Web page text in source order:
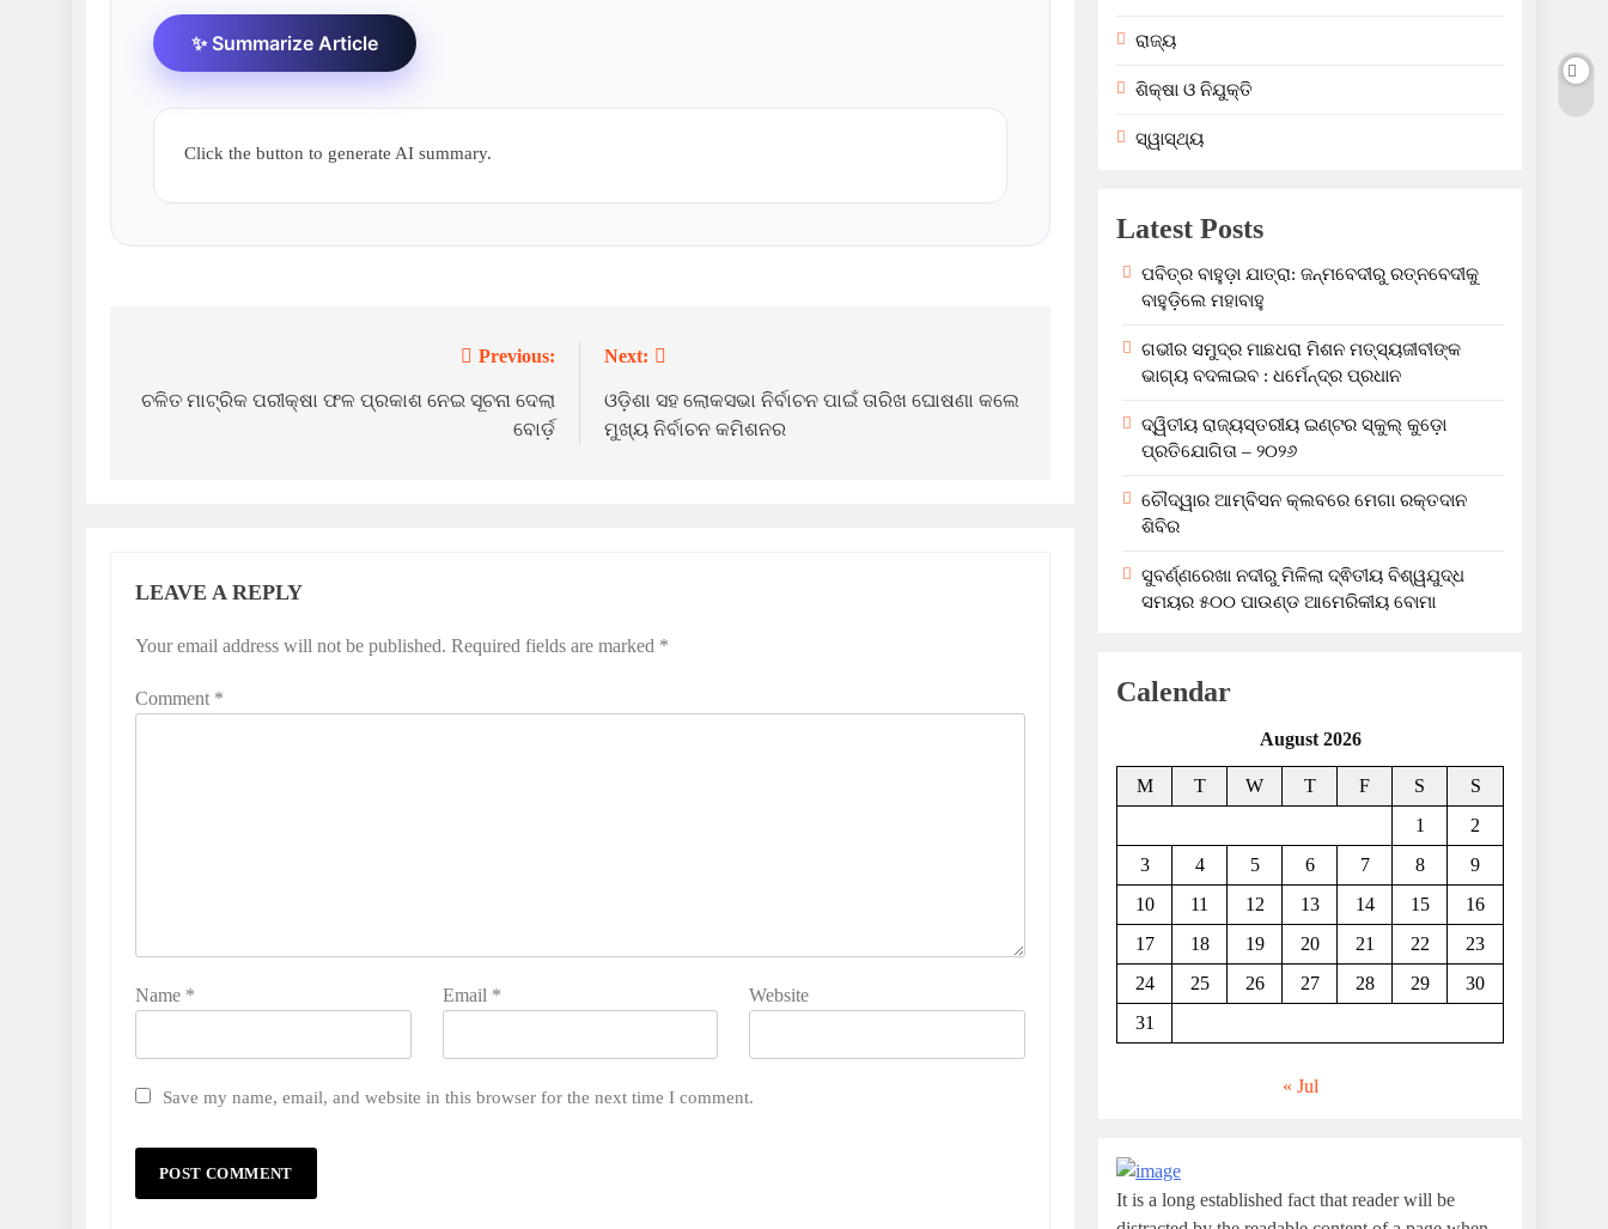
✨ Summarize Article
Click the button to generate AI summary.
navigation
Previous:
ଚଳିତ ମାଟ୍ରିକ ପରୀକ୍ଷା ଫଳ ପ୍ରକାଶ ନେଇ ସୂଚନା ଦେଲା
ବୋର୍ଡ଼
Next:
ଓଡ଼ିଶା ସହ ଲୋକସଭା ନିର୍ବାଚନ ପାଇଁ ତାରିଖ ଘୋଷଣା କଲେ
ମୁଖ୍ୟ ନିର୍ବାଚନ କମିଶନର
LEAVE A REPLY
Your email address will not be published. Required fields are marked *
Comment *
Name * Email * Website
Save my name, email, and website in this browser for the next time I comment.
ରାଜ୍ୟ
ଶିକ୍ଷା ଓ ନିଯୁକ୍ତି
ସ୍ୱାସ୍ଥ୍ୟ
Latest Posts
ପବିତ୍ର ବାହୁଡ଼ା ଯାତ୍ରା: ଜନ୍ମବେଦୀରୁ ରତ୍ନବେଦୀକୁ
ବାହୁଡ଼ିଲେ ମହାବାହୁ
ଗଭୀର ସମୁଦ୍ର ମାଛଧରା ମିଶନ ମତ୍ସ୍ୟଜୀବୀଙ୍କ
ଭାଗ୍ୟ ବଦଳାଇବ : ଧର୍ମେନ୍ଦ୍ର ପ୍ରଧାନ
ଦ୍ୱିତୀୟ ରାଜ୍ୟସ୍ତରୀୟ ଇଣ୍ଟର ସ୍କୁଲ୍ କୁଡ଼ୋ
ପ୍ରତିଯୋଗିତା – ୨୦୨୬
ଚୌଦ୍ୱାର ଆମ୍ବିସନ କ୍ଲବରେ ମେଗା ରକ୍ତଦାନ
ଶିବିର
ସୁବର୍ଣ୍ଣରେଖା ନଦୀରୁ ମିଳିଲା ଦ୍ଵିତୀୟ ବିଶ୍ୱଯୁଦ୍ଧ
ସମୟର ୫୦୦ ପାଉଣ୍ଡ ଆମେରିକୀୟ ବୋମା
Calendar
August 2026
M T W T F S
S
1
2
3
4 5 6 7 8
9
10
11 12 13 14 15
16
17
18 19 20 21 22
23
24
25 26 27 28 29
30
31
« Jul
It is a long established fact that reader will be